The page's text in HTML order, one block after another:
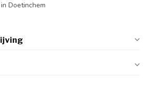
Doetinchem